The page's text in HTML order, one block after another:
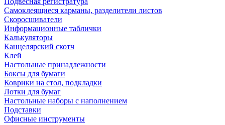
Самоклеящиеся карманы, разделители листов
Скоросшиватели
Информационные таблички
Калькуляторы
Канцелярский скотч
Клей
Настольные принадлежности
Боксы для бумаги
Коврики на стол, подкладки
Лотки для бумаг
Настольные наборы с наполнением
Подставки
Офисные инструменты